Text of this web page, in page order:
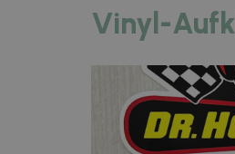
Vinyl-